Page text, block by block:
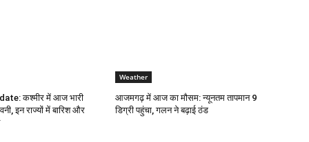
कश्मीर में आज भारी
इन राज्यों में बारिश और
Weather
आजमगढ़ में आज का मौसम: न्यूनतम तापमान 9
डिग्री पहुंचा, गलन ने बढ़ाई ठंड